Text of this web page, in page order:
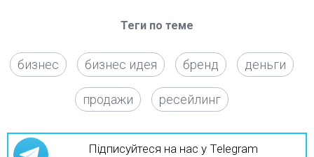
Теги по теме
бизнес бизнес идея бренд деньги
продажи ресейлинг
Підписуйтеся на нас у Telegram